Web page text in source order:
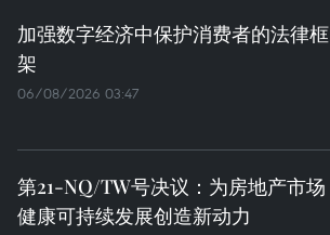
加强数字经济中保护消费者的法律框
架
06/08/2026 03:47
第21-NQ/TW号决议：为房地产市场
健康可持续发展创造新动力